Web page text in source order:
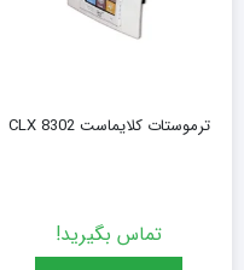
ترموستات کلایماست CLX 8302
تماس بگیرید!